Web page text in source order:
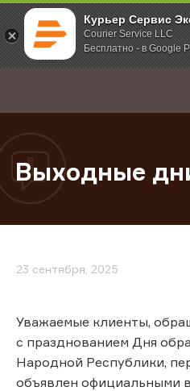
Курьер Сервис
Courier Service LLC
Бесплатно - в Google
; Главная О компании Новости
Выходные
23 сентября, 2025
Уважаемые клиенты,
с празднованием Дня
Народной Республики,
объявлен официальными